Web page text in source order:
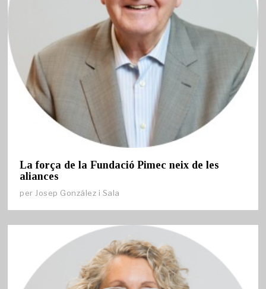
La força de la Fundació Pimec neix de les
aliances
per Josep González i Sala